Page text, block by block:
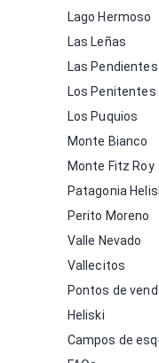
Lago Hermoso
Las Leñas
Las Pendientes
Los Penitentes
Los Puquios
Monte Bianco
Monte Fitz Roy
Patagonia
Perito Moreno
Valle Nevado
Vallecitos
Pontos de
Heliski
Campos de